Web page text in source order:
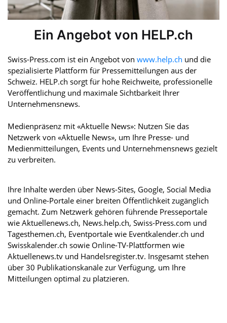
Ein Angebot von HELP.ch
Swiss-Press.com ist ein Angebot von www.help.ch und die
spezialisierte Plattform für Pressemitteilungen aus der
Schweiz. HELP.ch sorgt für hohe Reichweite, professionelle
Veröffentlichung und maximale Sichtbarkeit Ihrer
Unternehmensnews.
Medienpräsenz mit «Aktuelle News»: Nutzen Sie das
Netzwerk von «Aktuelle News», um Ihre Presse- und
Medienmitteilungen, Events und Unternehmensnews gezielt
zu verbreiten.
Ihre Inhalte werden über News-Sites, Google, Social Media
und Online-Portale einer breiten Öffentlichkeit zugänglich
gemacht. Zum Netzwerk gehören führende Presseportale
wie Aktuellenews.ch, News.help.ch, Swiss-Press.com und
Tagesthemen.ch, Eventportale wie Eventkalender.ch und
Swisskalender.ch sowie Online-TV-Plattformen wie
Aktuellenews.tv und Handelsregister.tv. Insgesamt stehen
über 30 Publikationskanäle zur Verfügung, um Ihre
Mitteilungen optimal zu platzieren.